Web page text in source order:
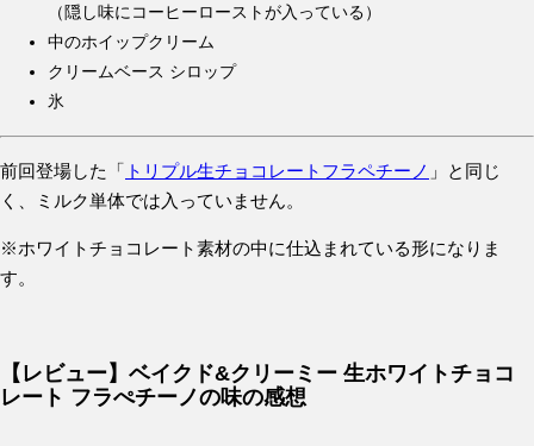
（隠し味にコーヒーローストが入っている）
中のホイップクリーム
クリームベース シロップ
氷
前回登場した「 トリプル生チョコレートフラペチーノ 」と同じ
く、ミルク単体では入っていません。
※ホワイトチョコレート素材の中に仕込まれている形になりま
す。
【レビュー】ベイクド&クリーミー 生ホワイトチョコ
レート フラぺチーノの味の感想